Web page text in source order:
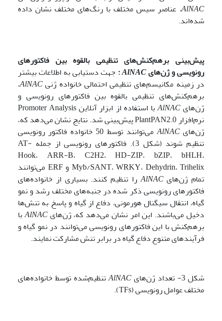
AlNAC
. عناصر سیس مختلف با رنگ‌های مختلف نشان داده
شده‌اند.
پیش‌بینی برهم‌کنش‌های تنظیمی بالقوه بینفاکتورهای
رونویسی و ژن‌هایAlNAC
: جهت دستیابی به اطلاعات بیشتر
در زمینه مکانیسم‌های تنظیمی احتمالی خانواده ژنیAlNAC،
برهم‌کنش‌های تنظیمی بالقوه بین فاکتورهای رونویسی و
ژن‌هایAlNAC
با استفاده از ابزار آنلاین Promoter Analysis
نرم‌افزار PlantPAN2.0 پیش‌بینی شد. نتایج نشان می‌دهد که،
ژن‌هایAlNAC
می‌توانند توسط 50 خانواده فاکتور رونویسی
تنظیم شوند (شکل‌ 3). فاکتورهای رونویسی از جمله AT-
Hook، ARR-B، C2H2، HD-ZIP، bZIP، bHLH،
Myb/SANT، WRKY، Dehydrin، Trihelix و ERF می‌توانند
تمام ژن‌هایAlNACرا تنظیم کنند. بسیاری از خانواده‌های
فاکتورهای رونویسی ذکر شده در جنبه‌های مختلف رشد و نمو
گیاه، انتقال سیگنال هورمونی، دفاع از گیاه و پاسخ به تنش‌ها
دخیل می‌باشند. این امر نشان می‌دهد که، ژن‌هایAlNACبا
برهم‌کنش با این فاکتورهای رونویسی می‌توانند در نمو گیاه و
فرآیندهای متنوع دفاع گیاه در برابر تنش مشارکت نمایند.
شکل 3- تعداد ژن‌های AlNACتنظیم‌شده توسط خانواده‌های
مختلف عوامل رونویسی (TFs).